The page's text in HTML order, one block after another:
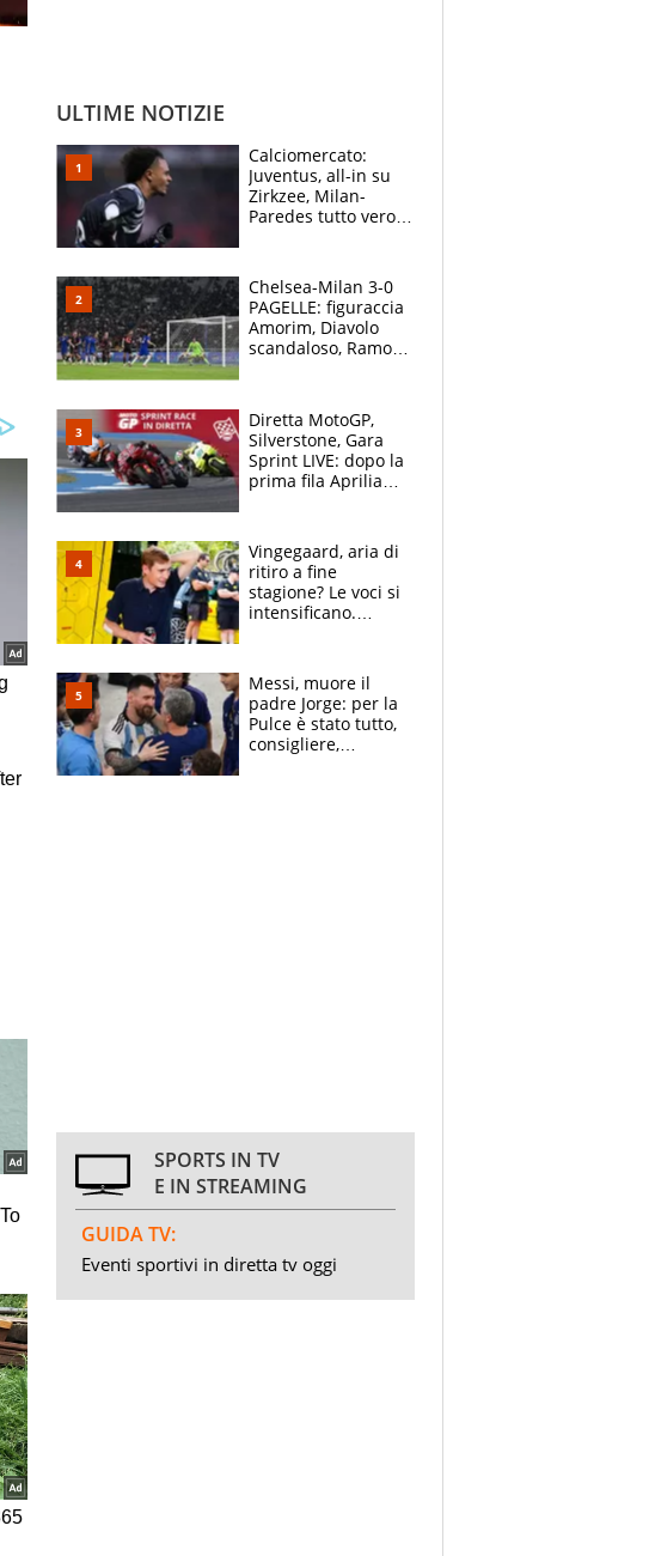
ULTIME NOTIZIE
Calciomercato:
Juventus, all-in su
Zirkzee, Milan-
Paredes tutto vero,
Chelsea-Milan 3-0
PAGELLE: figuraccia
Amorim, Diavolo
scandaloso, Ramos
Diretta MotoGP,
Silverstone, Gara
Sprint LIVE: dopo la
prima fila Aprilia
Vingegaard, aria di
ritiro a fine
stagione? Le voci si
intensificano.
vuole la Roubaix
Messi, muore il
padre Jorge: per la
Pulce è stato tutto,
consigliere,
SPORTS IN TV
E IN STREAMING
GUIDA TV:
Eventi sportivi in diretta tv oggi